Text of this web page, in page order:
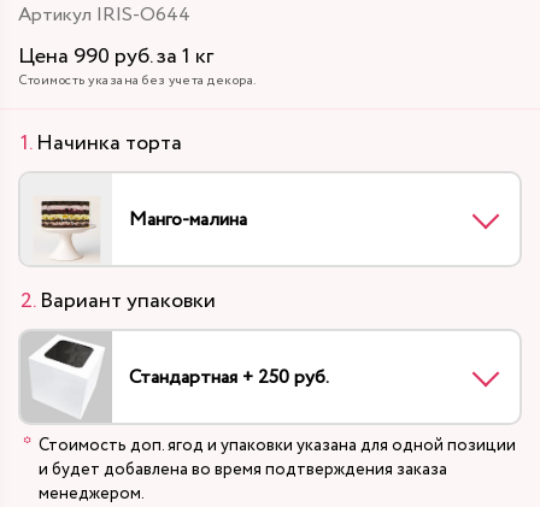
Артикул IRIS-O644
Цена 990 руб. за 1 кг
Стоимость указана без учета декора.
Начинка торта
Манго-малина
Вариант упаковки
Стандартная + 250 руб.
Стоимость доп. ягод и упаковки указана для одной позиции
и будет добавлена во время подтверждения заказа
менеджером.